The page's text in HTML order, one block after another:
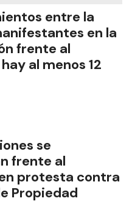
entre la
en la
frente al
al menos 12
se
frente al
protesta contra
Propiedad